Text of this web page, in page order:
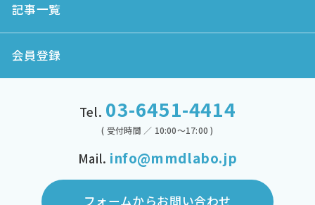
記事一覧
会員登録
Tel. 03-6451-4414
( 受付時間 ／ 10:00～17:00 )
Mail. info@mmdlabo.jp
フォームからお問い合わせ